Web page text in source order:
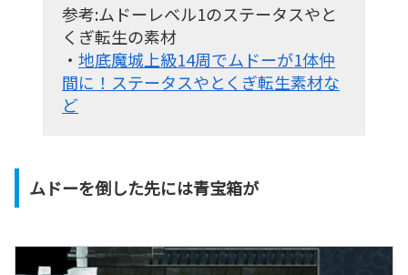
参考:ムドーレベル1のステータスやと
くぎ転生の素材
・ 地底魔城上級14周でムドーが1体仲
間に！ステータスやとくぎ転生素材な
ど
ムドーを倒した先には青宝箱が